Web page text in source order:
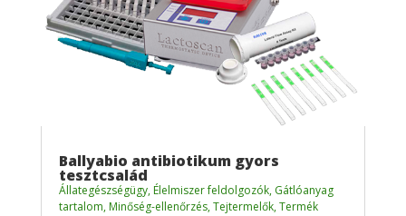
Ballyabio antibiotikum gyors
tesztcsalád
Állategészségügy, Élelmiszer feldolgozók, Gátlóanyag
tartalom, Minőség-ellenőrzés,Tejtermelők,Termék